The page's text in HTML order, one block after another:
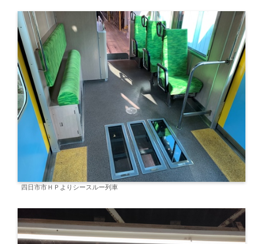
四日市市ＨＰよりシースルー列車